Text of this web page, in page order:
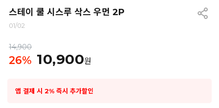
스테이 쿨 시스루 삭스 우먼 2P
01/02
14,900
26% 10,900원
앱 결제 시 2% 즉시 추가할인